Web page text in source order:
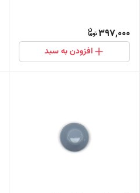
397,000
افزودن به سبد